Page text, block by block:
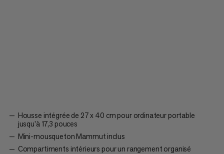
Housse intégrée de 27 x 40 cm pour ordinateur portable
jusqu’à 17,3 pouces
Mini-mousqueton Mammut inclus
Compartiments intérieurs pour un rangement organisé